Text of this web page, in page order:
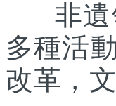
非遺
多種活
改革，